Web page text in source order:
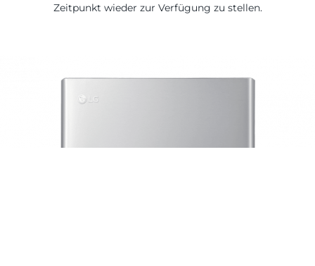
Zeitpunkt wieder zur Verfügung zu stellen.